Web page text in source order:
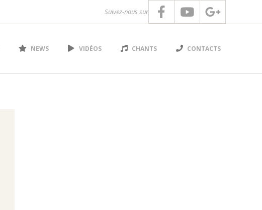
Suivez-nous sur
NEWS VIDÉOS CHANTS CONTACTS